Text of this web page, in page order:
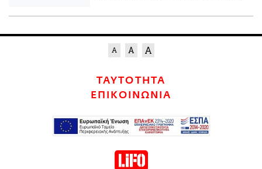
ΤΑΥΤΟΤΗΤΑ
ΕΠΙΚΟΙΝΩΝΙΑ